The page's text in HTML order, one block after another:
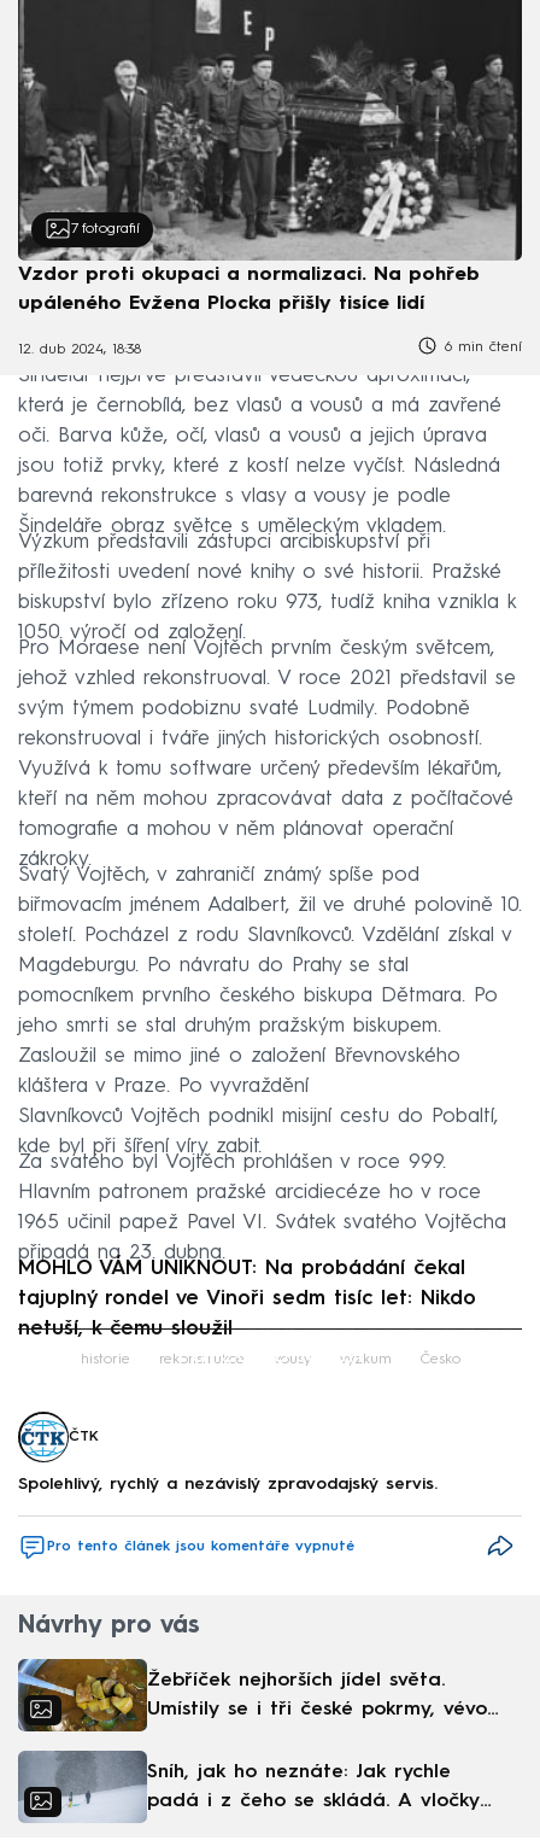
7 fotografií
Vzdor proti okupaci a normalizaci. Na pohřeb
upáleného Evžena Plocka přišly tisíce lidí
12. dub 2024, 18:38 6 min čtení
Šindelář nejprve představil vědeckou aproximaci,
která je černobílá, bez vlasů a vousů a má zavřené
oči. Barva kůže, očí, vlasů a vousů a jejich úprava
jsou totiž prvky, které z kostí nelze vyčíst. Následná
barevná rekonstrukce s vlasy a vousy je podle
Šindeláře obraz světce s uměleckým vkladem.
Výzkum představili zástupci arcibiskupství při
příležitosti uvedení nové knihy o své historii. Pražské
biskupství bylo zřízeno roku 973, tudíž kniha vznikla k
1050. výročí od založení.
Pro Moraese není Vojtěch prvním českým světcem,
jehož vzhled rekonstruoval. V roce 2021 představil se
svým týmem podobiznu svaté Ludmily. Podobně
rekonstruoval i tváře jiných historických osobností.
Využívá k tomu software určený především lékařům,
kteří na něm mohou zpracovávat data z počítačové
tomografie a mohou v něm plánovat operační
zákroky.
Svatý Vojtěch, v zahraničí známý spíše pod
biřmovacím jménem Adalbert, žil ve druhé polovině 10.
století. Pocházel z rodu Slavníkovců. Vzdělání získal v
Magdeburgu. Po návratu do Prahy se stal
pomocníkem prvního českého biskupa Dětmara. Po
jeho smrti se stal druhým pražským biskupem.
Zasloužil se mimo jiné o založení Břevnovského
kláštera v Praze. Po vyvraždění
Slavníkovců Vojtěch podnikl misijní cestu do Pobaltí,
kde byl při šíření víry zabit.
Za svatého byl Vojtěch prohlášen v roce 999.
Hlavním patronem pražské arcidiecéze ho v roce
1965 učinil papež Pavel VI. Svátek svatého Vojtěcha
připadá na 23. dubna.
MOHLO VÁM UNIKNOUT: Na probádání čekal
tajuplný rondel ve Vinoři sedm tisíc let: Nikdo
netuší, k čemu sloužil
Failed to fetch
historie rekonstrukce vousy výzkum Česko
ČTK
Spolehlivý, rychlý a nezávislý zpravodajský servis.
Pro tento článek jsou komentáře vypnuté
Návrhy pro vás
Žebříček nejhorších jídel světa.
Umístily se i tři české pokrmy, vévodí
Sníh, jak ho neznáte: Jak rychle
padá i z čeho se skládá. A vločky